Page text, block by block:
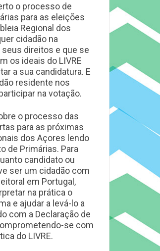
o processo de
para as eleições
Regional dos
cidadão na
direitos e que se
os ideais do LIVRE
a sua candidatura. E
residente nos
na votação.
o processo das
para as próximas
dos Açores lendo
de Primárias. Para
candidato ou
ser um cidadão com
em Portugal,
na prática o
e ajudar a levá-lo a
com a Declaração de
se com
do LIVRE.